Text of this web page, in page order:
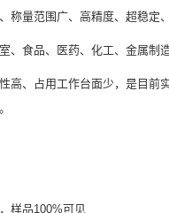
称量范围广、高精度、超稳定
、食品、医药、化工、金属制造
高、占用工作台面少，是目前
样品100%可见